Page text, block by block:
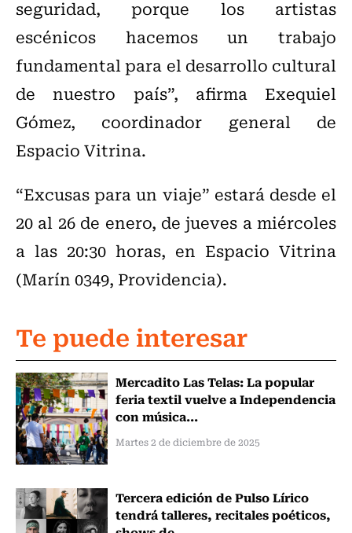
seguridad, porque los artistas
escénicos hacemos un trabajo
fundamental para el desarrollo cultural
de nuestro país”, afirma Exequiel
Gómez, coordinador general de
Espacio Vitrina.
“Excusas para un viaje” estará desde el
20 al 26 de enero, de jueves a miércoles
a las 20:30 horas, en Espacio Vitrina
(Marín 0349, Providencia).
Te puede interesar
Mercadito Las Telas: La popular
feria textil vuelve a Independencia
con música...
Martes 2 de diciembre de 2025
Tercera edición de Pulso Lírico
tendrá talleres, recitales poéticos,